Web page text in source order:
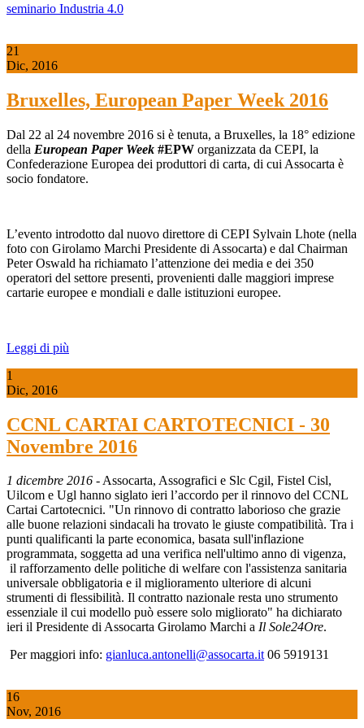
seminario Industria 4.0
21
Dic, 2016
Bruxelles, European Paper Week 2016
Dal 22 al 24 novembre 2016 si è tenuta, a Bruxelles, la 18° edizione
della European Paper Week #EPW organizzata da CEPI, la
Confederazione Europea dei produttori di carta, di cui Assocarta è
socio fondatore.
L’evento introdotto dal nuovo direttore di CEPI Sylvain Lhote (nella
foto con Girolamo Marchi Presidente di Assocarta) e dal Chairman
Peter Oswald ha richiamato l’attenzione dei media e dei 350
operatori del settore presenti, provenienti dalle maggiori imprese
cartarie europee e mondiali e dalle istituzioni europee.
Leggi di più
1
Dic, 2016
CCNL CARTAI CARTOTECNICI - 30
Novembre 2016
1 dicembre 2016 - Assocarta, Assografici e Slc Cgil, Fistel Cisl,
Uilcom e Ugl hanno siglato ieri l’accordo per il rinnovo del CCNL
Cartai Cartotecnici. "Un rinnovo di contratto laborioso che grazie
alle buone relazioni sindacali ha trovato le giuste compatibilità. Tra i
punti qualificanti la parte economica, basata sull'inflazione
programmata, soggetta ad una verifica nell'ultimo anno di vigenza,
il rafforzamento delle politiche di welfare con l'assistenza sanitaria
universale obbligatoria e il miglioramento ulteriore di alcuni
strumenti di flessibilità. Il contratto nazionale resta uno strumento
essenziale il cui modello può essere solo migliorato" ha dichiarato
ieri il Presidente di Assocarta Girolamo Marchi a Il Sole24Ore.
Per maggiori info: gianluca.antonelli@assocarta.it06 5919131
16
Nov, 2016